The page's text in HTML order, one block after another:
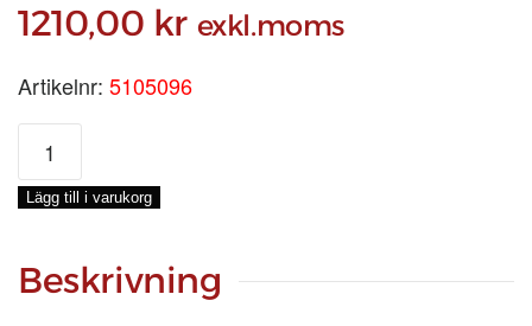
1210,00 kr exkl.moms
Artikelnr: 5105096
ROSETTSPIK
TUNN
100
MM,
KG
mängd
Lägg till i varukorg
Beskrivning